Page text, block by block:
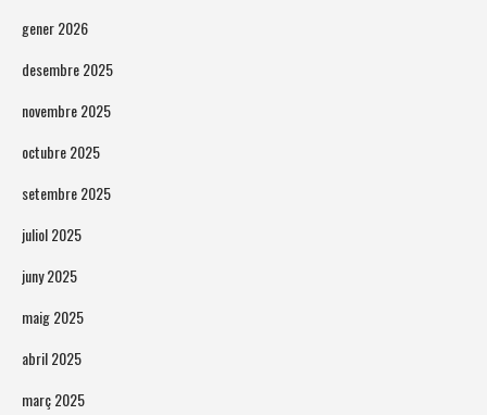
gener 2026
desembre 2025
novembre 2025
octubre 2025
setembre 2025
juliol 2025
juny 2025
maig 2025
abril 2025
març 2025